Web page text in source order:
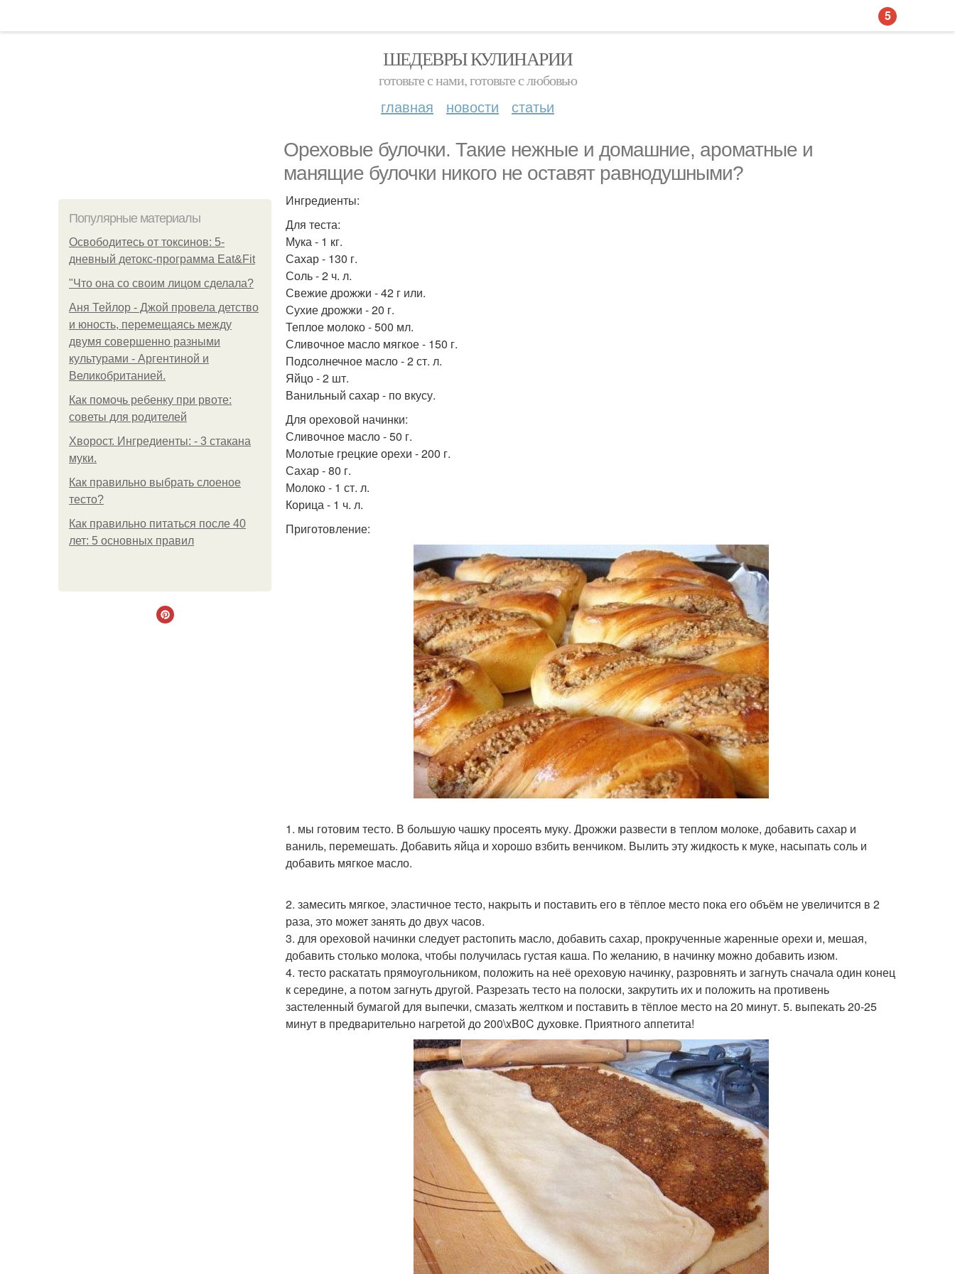
ШЕДЕВРЫ КУЛИНАРИИ
готовьте с нами, готовьте с любовью
главная новости статьи
Ореховые булочки. Такие нежные и домашние, ароматные и
манящие булочки никого не оставят равнодушными?
Популярные материалы
Освободитесь от токсинов: 5-
дневный детокс-программа Eat&Fit
"Что она со своим лицом сделала?
Аня Тейлор - Джой провела детство
и юность, перемещаясь между
двумя совершенно разными
культурами - Аргентиной и
Великобританией.
Как помочь ребенку при рвоте:
советы для родителей
Хворост. Ингредиенты: - 3 стакана
муки.
Как правильно выбрать слоеное
тесто?
Как правильно питаться после 40
лет: 5 основных правил
Ингредиенты:
Для теста:
Мука - 1 кг.
Сахар - 130 г.
Соль - 2 ч. л.
Свежие дрожжи - 42 г или.
Сухие дрожжи - 20 г.
Теплое молоко - 500 мл.
Сливочное масло мягкое - 150 г.
Подсолнечное масло - 2 ст. л.
Яйцо - 2 шт.
Ванильный сахар - по вкусу.
Для ореховой начинки:
Сливочное масло - 50 г.
Молотые грецкие орехи - 200 г.
Сахар - 80 г.
Молоко - 1 ст. л.
Корица - 1 ч. л.
Приготовление:
1. мы готовим тесто. В большую чашку просеять муку. Дрожжи развести в теплом молоке, добавить сахар и
ваниль, перемешать. Добавить яйца и хорошо взбить венчиком. Вылить эту жидкость к муке, насыпать соль и
добавить мягкое масло.
2. замесить мягкое, эластичное тесто, накрыть и поставить его в тёплое место пока его объём не увеличится в 2
раза, это может занять до двух часов.
3. для ореховой начинки следует растопить масло, добавить сахар, прокрученные жаренные орехи и, мешая,
добавить столько молока, чтобы получилась густая каша. По желанию, в начинку можно добавить изюм.
4. тесто раскатать прямоугольником, положить на неё ореховую начинку, разровнять и загнуть сначала один конец
к середине, а потом загнуть другой. Разрезать тесто на полоски, закрутить их и положить на противень
застеленный бумагой для выпечки, смазать желтком и поставить в тёплое место на 20 минут. 5. выпекать 20-25
минут в предварительно нагретой до 200\xB0C духовке. Приятного аппетита!
5